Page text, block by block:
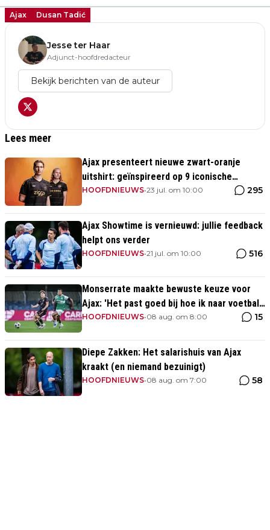
Ajax Dusan Tadić
Jesse ter Haar
Adjunct-hoofdredacteur
Bekijk berichten van de auteur
Lees meer
Ajax presenteert nieuwe zwart-oranje
uitshirt: geïnspireerd op 9 iconische
momenten uit clubhistorie
HOOFDNIEUWS•23 jul. om 10:00 295
Ajax Showtime is vernieuwd: jullie feedback
helpt ons verder
HOOFDNIEUWS•21 jul. om 10:00 516
Monserrate maakte bewuste keuze voor
Ajax: 'Het past goed bij hoe ik naar voetbal
kijk’
HOOFDNIEUWS•08 aug. om 8:00 15
Diepe Zakken: Het salarishuis van Ajax
kraakt (en niemand bezuinigt)
HOOFDNIEUWS•08 aug. om 7:00 58